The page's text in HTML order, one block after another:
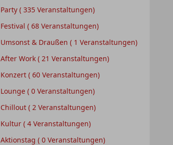
Party ( 335 Veranstaltungen)
Festival ( 68 Veranstaltungen)
Umsonst & Draußen ( 1 Veranstaltungen)
After Work ( 21 Veranstaltungen)
Konzert ( 60 Veranstaltungen)
Lounge ( 0 Veranstaltungen)
Chillout ( 2 Veranstaltungen)
Kultur ( 4 Veranstaltungen)
Aktionstag ( 0 Veranstaltungen)